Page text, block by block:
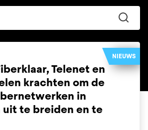
NIEUWS
Telenet en
krachten om de
in
uit te breiden en te